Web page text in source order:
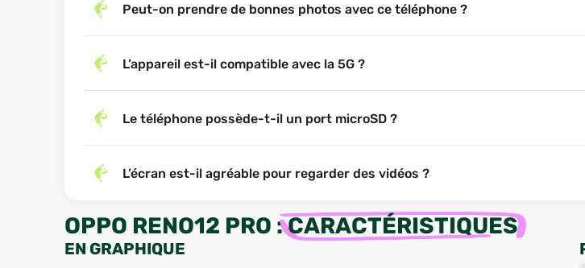
Peut-on prendre de bonnes photos avec ce téléphone ?
L’appareil est-il compatible avec la 5G ?
Le téléphone possède-t-il un port microSD ?
L’écran est-il agréable pour regarder des vidéos ?
OPPO RENO12 PRO :CARACTÉRISTIQUES
EN GRAPHIQUE